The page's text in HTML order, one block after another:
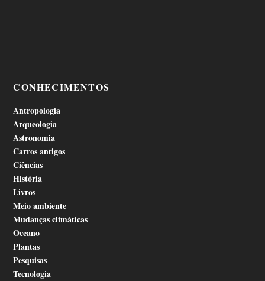
CONHECIMENTOS
Antropologia
Arqueologia
Astronomia
Carros antigos
Ciências
História
Livros
Meio ambiente
Mudanças climáticas
Oceano
Plantas
Pesquisas
Tecnologia